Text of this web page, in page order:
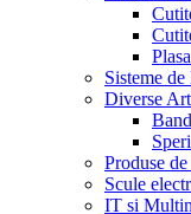
Sisteme
Diverse
Produse
Scule
IT si